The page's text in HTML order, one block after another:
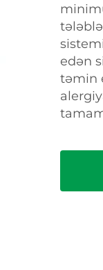
edən
təmin